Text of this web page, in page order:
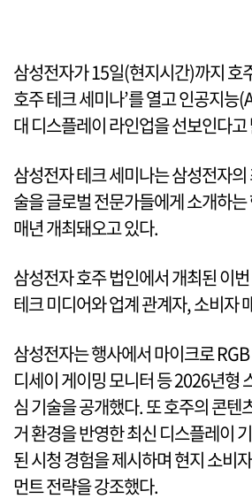
삼성전자가 15일(현지시간)까지 호
호주 테크 세미나’를 열고 인공지능
대 디스플레이 라인업을 선보인다고
삼성전자 테크 세미나는 삼성전자
술을 글로벌 전문가들에게 소개하
매년 개최돼오고 있다.
삼성전자 호주 법인에서 개최된 이
테크 미디어와 업계 관계자, 소비자
삼성전자는 행사에서 마이크로
디세이 게이밍 모니터 등 2026년형
심 기술을 공개했다. 또 호주의 콘텐
거 환경을 반영한 최신 디스플레이
된 시청 경험을 제시하며 현지 소비
먼트 전략을 강조했다.